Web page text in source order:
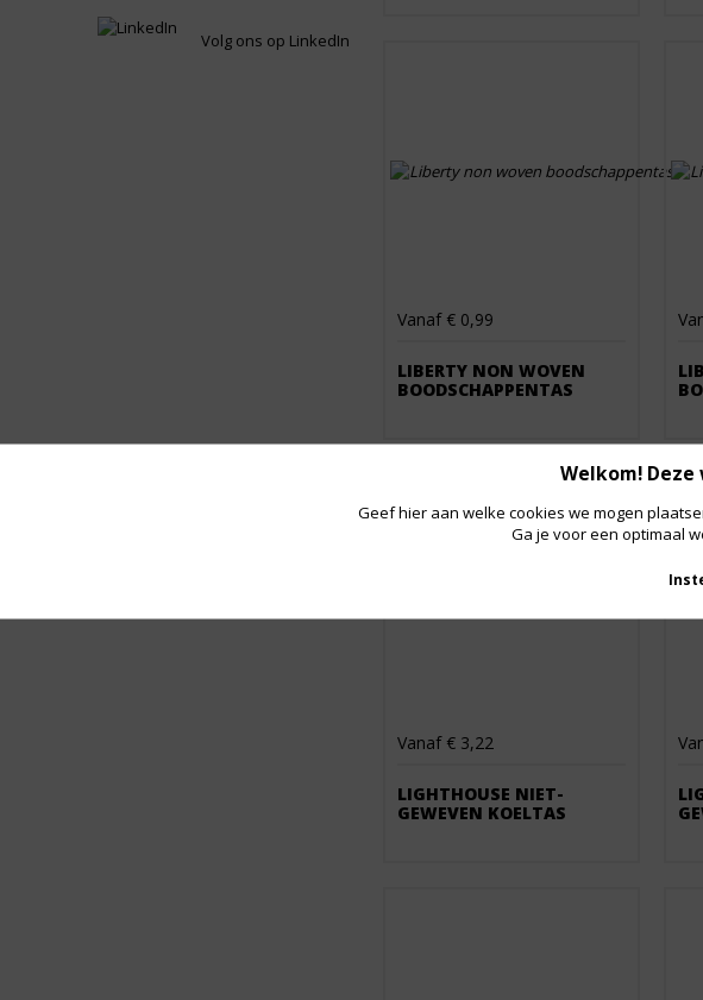
Volg ons op LinkedIn
Vanaf € 0,99
LIBERTY NON WOVEN
BOODSCHAPPENTAS
Vanaf € 3,22
LIGHTHOUSE NIET-
GEWEVEN KOELTAS
Welkom!
Geef hier aan welke cookies we mogen
Ga je voor een optimaal